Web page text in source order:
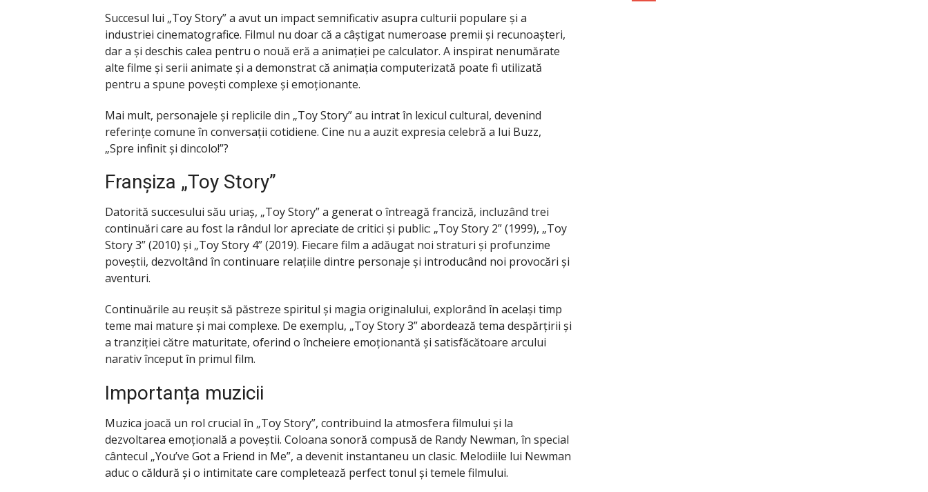
Succesul lui „Toy Story” a avut un impact semnificativ asupra culturii populare și a
industriei cinematografice. Filmul nu doar că a câștigat numeroase premii și recunoașteri,
dar a și deschis calea pentru o nouă eră a animației pe calculator. A inspirat nenumărate
alte filme și serii animate și a demonstrat că animația computerizată poate fi utilizată
pentru a spune povești complexe și emoționante.
Mai mult, personajele și replicile din „Toy Story” au intrat în lexicul cultural, devenind
referințe comune în conversații cotidiene. Cine nu a auzit expresia celebră a lui Buzz,
„Spre infinit și dincolo!”?
Franșiza „Toy Story”
Datorită succesului său uriaș, „Toy Story” a generat o întreagă franciză, incluzând trei
continuări care au fost la rândul lor apreciate de critici și public: „Toy Story 2” (1999), „Toy
Story 3” (2010) și „Toy Story 4” (2019). Fiecare film a adăugat noi straturi și profunzime
poveștii, dezvoltând în continuare relațiile dintre personaje și introducând noi provocări și
aventuri.
Continuările au reușit să păstreze spiritul și magia originalului, explorând în același timp
teme mai mature și mai complexe. De exemplu, „Toy Story 3” abordează tema despărțirii și
a tranziției către maturitate, oferind o încheiere emoționantă și satisfăcătoare arcului
narativ început în primul film.
Importanța muzicii
Muzica joacă un rol crucial în „Toy Story”, contribuind la atmosfera filmului și la
dezvoltarea emoțională a poveștii. Coloana sonoră compusă de Randy Newman, în special
cântecul „You’ve Got a Friend in Me”, a devenit instantaneu un clasic. Melodiile lui Newman
aduc o căldură și o intimitate care completează perfect tonul și temele filmului.